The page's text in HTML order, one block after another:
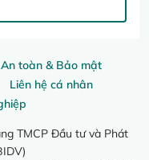
An toàn & Bảo mật
Liên hệ cá nhân
TMCP Đầu tư và Phát